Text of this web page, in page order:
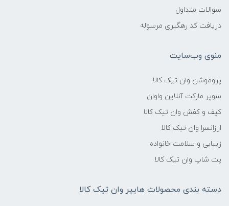
سوالات متداول
دریافت کد رهگیری مرسوله
منوی وب‌سایت
پروموشن وان تیک کالا
سوپر مارکت آنلاین واوان
کیف و کفش وان تیک کالا
ارزانسرا وان تیک کالا
زیبایی و سلامت خانواده
پت شاپ وان تیک کالا
دسته بندی محصولات هایپر وان تیک کالا